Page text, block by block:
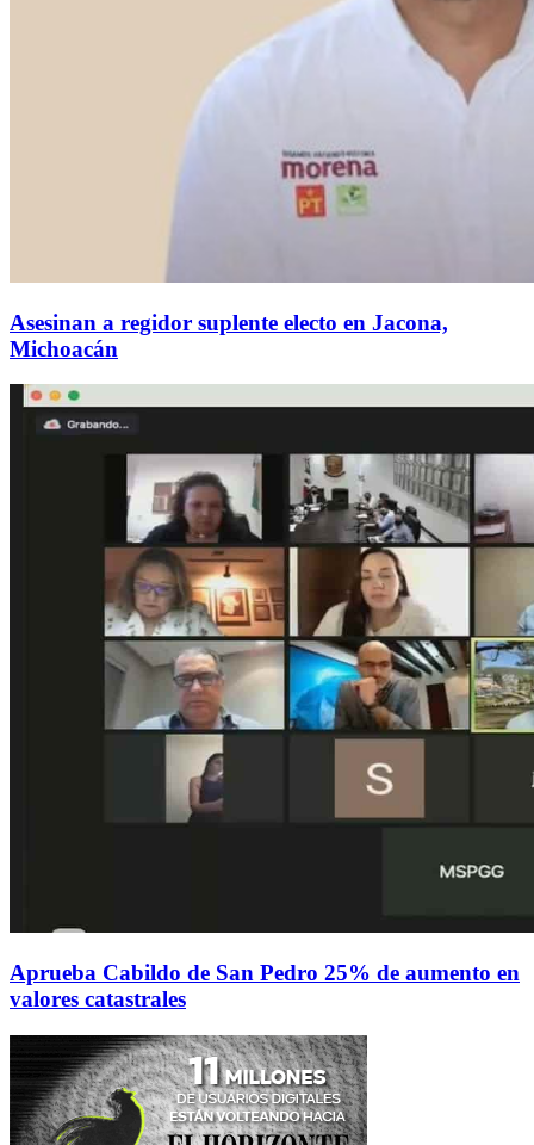
Asesinan a regidor suplente electo en Jacona,
Michoacán
Aprueba Cabildo de San Pedro 25% de aumento en
valores catastrales